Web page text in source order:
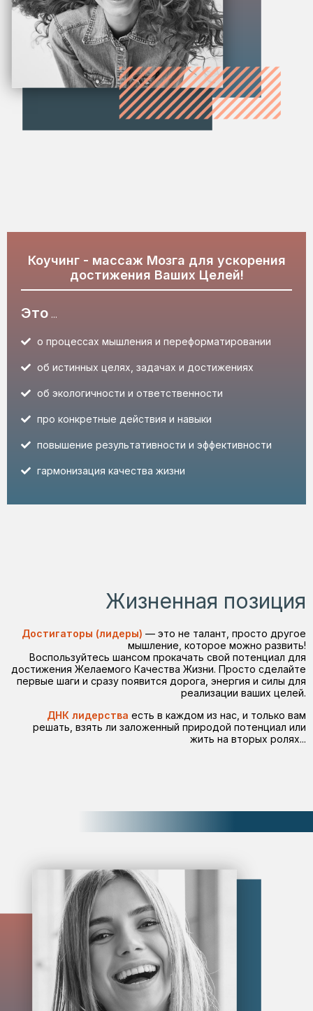
Коучинг - массаж Мозга для ускорения
достижения Ваших Целей!
Это ...
о процессах мышления и переформатировании
об истинных целях, задачах и достижениях
об экологичности и ответственности
про конкретные действия и навыки
повышение результативности и эффективности
гармонизация качества жизни
Жизненная позиция
Достигаторы (лидеры) — это не талант, просто другое
мышление, которое можно развить!
Воспользуйтесь шансом прокачать свой потенциал для
достижения Желаемого Качества Жизни. Просто сделайте
первые шаги и сразу появится дорога, энергия и силы для
реализации ваших целей.
ДНК лидерства есть в каждом из нас, и только вам
решать, взять ли заложенный природой потенциал или
жить на вторых ролях...